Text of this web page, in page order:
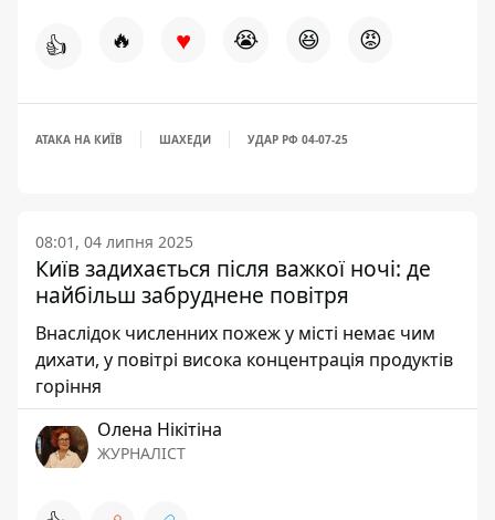
👍 🔥 ♥ 😭 😆 😡
АТАКА НА КИЇВ ШАХЕДИ УДАР РФ 04-07-25
08:01, 04 липня 2025
Київ задихається після важкої ночі: де
найбільш забруднене повітря
Внаслідок численних пожеж у місті немає чим
дихати, у повітрі висока концентрація продуктів
горіння
Олена Нікітіна
ЖУРНАЛІСТ